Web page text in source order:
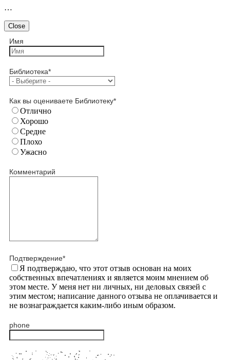
…
Close
Имя
Библиотека*
Как вы оцениваете Библиотеку*
Отлично
Хорошо
Средне
Плохо
Ужасно
Комментарий
Подтверждение*
Я подтверждаю, что этот отзыв основан на моих
собственных впечатлениях и является моим мнением об
этом месте. У меня нет ни личных, ни деловых связей с
этим местом; написание данного отзыва не оплачивается и
не вознаграждается каким-либо иным образом.
phone